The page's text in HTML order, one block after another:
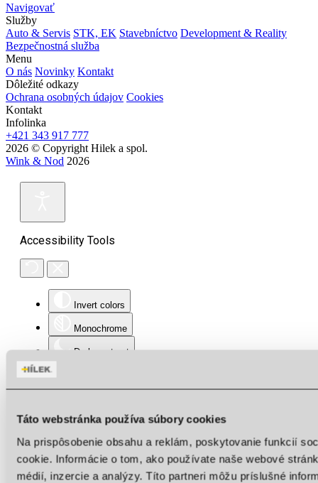
Táto webstránka používa súbory cookies
Na prispôsobenie obsahu a reklám, poskytovanie funkcií
cookie. Informácie o tom, ako používate naše webové
médií, inzercie a analýzy. Títo partneri môžu príslušné
Navigovať
Služby
Auto & Servis STK, EK Stavebníctvo Development & Reality
Bezpečnostná služba
Menu
O nás Novinky Kontakt
Dôležité odkazy
Ochrana osobných údajov Cookies
Kontakt
Infolinka
+421 343 917 777
2026 © Copyright Hilek a spol.
Wink & Nod 2026
Accessibility Tools
Invert colors
Monochrome
Dark contrast
High saturation
Highlight links